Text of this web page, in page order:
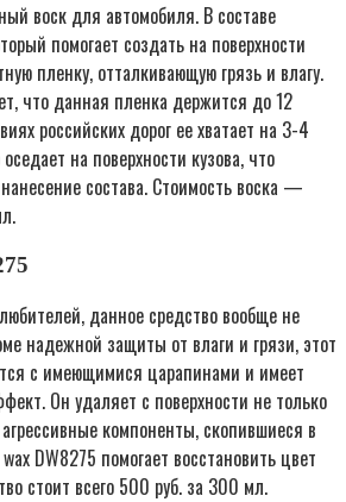
воск для автомобиля. В составе
помогает создать на поверхности
пленку, отталкивающую грязь и влагу.
что данная пленка держится до 12
российских дорог ее хватает на 3-4
на поверхности кузова, что
состава. Стоимость воска —
данное средство вообще не
надежной защиты от влаги и грязи, этот
с имеющимися царапинами и имеет
Он удаляет с поверхности не только
компоненты, скопившиеся в
DW8275 помогает восстановить цвет
стоит всего 500 руб. за 300 мл.